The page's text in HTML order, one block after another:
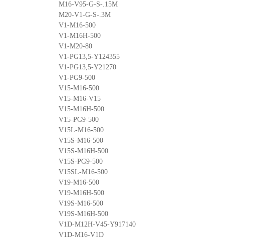
M16-V95-G-S-.15M
M20-V1-G-S-.3M
V1-M16-500
V1-M16H-500
V1-M20-80
V1-PG13,5-Y124355
V1-PG13,5-Y21270
V1-PG9-500
V15-M16-500
V15-M16-V15
V15-M16H-500
V15-PG9-500
V15L-M16-500
V15S-M16-500
V15S-M16H-500
V15S-PG9-500
V15SL-M16-500
V19-M16-500
V19-M16H-500
V19S-M16-500
V19S-M16H-500
V1D-M12H-V45-Y917140
V1D-M16-V1D